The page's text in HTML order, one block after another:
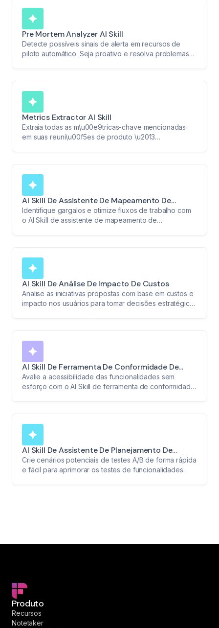
Pre Mortem Analyzer AI Skill
Detecte possíveis sinais de alerta em recursos de
piloto automático. Seja proativo e resolva problemas
Metrics Extractor AI Skill
Extraia todas as m\u00e9tricas-chave mencionadas
em suas reuni\u00f5es de produto \u2013
AI Skill De Assistente De Mapeamento De
Dependências
Identifique gargalos e otimize fluxos de trabalho com
o AI Skill de assistente de mapeamento de
AI Skill De Análise De Impacto De Custos
Analise as iniciativas propostas com base em custos e
impacto nos usuários para tomar decisões estratégicas
AI Skill De Ferramenta De Conformidade De
Acessibilidade
Avalie a acessibilidade das funcionalidades sem
esforço com o AI Skill de ferramenta de conformidade
AI Skill De Assistente De Planejamento De
Testes A/B
Crie cenários potenciais de testes A/B de forma rápida
e fácil para aprimorar os testes de funcionalidades.
Produto
Recursos
Notetaker